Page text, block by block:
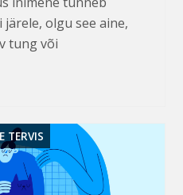
olgu see aine,
tung või
TERVIS